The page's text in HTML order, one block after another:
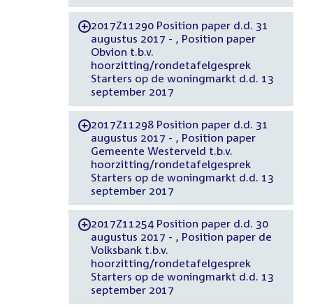
-2017Z11290 Position paper d.d. 31
augustus 2017 - , Position paper
Obvion t.b.v.
hoorzitting/rondetafelgesprek
Starters op de woningmarkt d.d. 13
september 2017
-2017Z11298 Position paper d.d. 31
augustus 2017 - , Position paper
Gemeente Westerveld t.b.v.
hoorzitting/rondetafelgesprek
Starters op de woningmarkt d.d. 13
september 2017
-2017Z11254 Position paper d.d. 30
augustus 2017 - , Position paper de
Volksbank t.b.v.
hoorzitting/rondetafelgesprek
Starters op de woningmarkt d.d. 13
september 2017